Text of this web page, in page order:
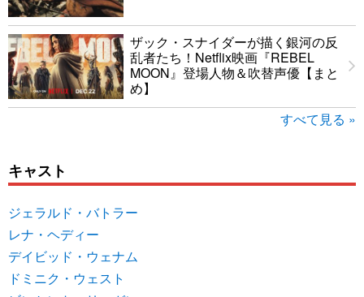
ザック・スナイダーが描く銀河の反
乱者たち！Netflix映画『REBEL
MOON』登場人物＆吹替声優【まと
め】
すべて見る »
キャスト
ジェラルド・バトラー
レナ・ヘディー
デイビッド・ウェナム
ドミニク・ウェスト